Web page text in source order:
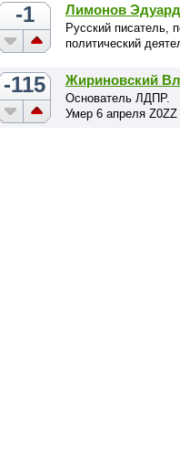
-1 Лимонов
Русский писатель,
политический
-115 Жириновский
Основатель ЛДПР.
Умер 6 апреля Z0ZZ